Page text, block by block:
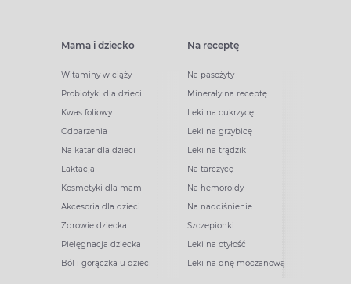
Mama i dziecko
Witaminy w ciąży
Probiotyki dla dzieci
Kwas foliowy
Odparzenia
Na katar dla dzieci
Laktacja
Kosmetyki dla mam
Akcesoria dla dzieci
Zdrowie dziecka
Pielęgnacja dziecka
Ból i gorączka u dzieci
Na receptę
Na pasożyty
Minerały na receptę
Leki na cukrzycę
Leki na grzybicę
Leki na trądzik
Na tarczycę
Na hemoroidy
Na nadciśnienie
Szczepionki
Leki na otyłość
Leki na dnę moczanową